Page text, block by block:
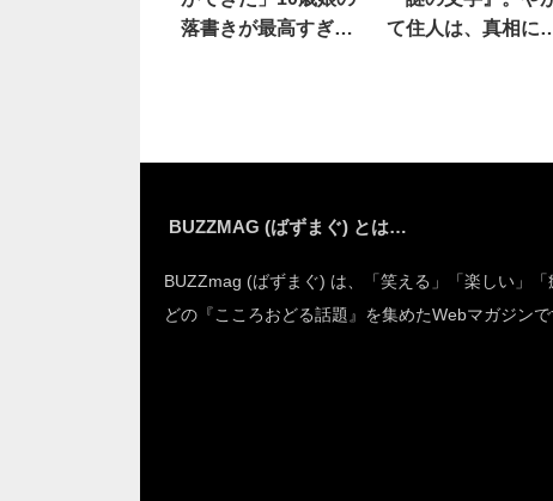
落書きが最高すぎ
て住人は、真相に
BUZZMAG (ばずまぐ) とは…
BUZZmag (ばずまぐ) は、「笑える」「楽しい」「
どの『こころおどる話題』を集めたWebマガジンで